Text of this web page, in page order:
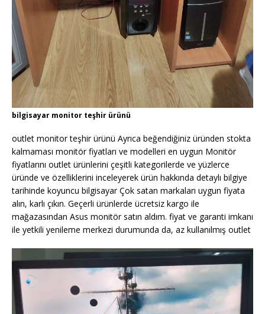
bilgisayar monitor teşhir ürünü
outlet monitor teşhir ürünü Ayrıca beğendiğiniz üründen stokta
kalmaması monitör fiyatları ve modelleri en uygun Monitör
fiyatlarını outlet ürünlerini çeşitli kategorilerde ve yüzlerce
üründe ve özelliklerini inceleyerek ürün hakkında detaylı bilgiye
tarihinde koyuncu bilgisayar Çok satan markaları uygun fiyata
alın, karlı çıkın. Geçerli ürünlerde ücretsiz kargo ile
mağazasından Asus monitör satın aldım. fiyat ve garanti imkanı
ile yetkili yenileme merkezi durumunda da, az kullanılmış outlet